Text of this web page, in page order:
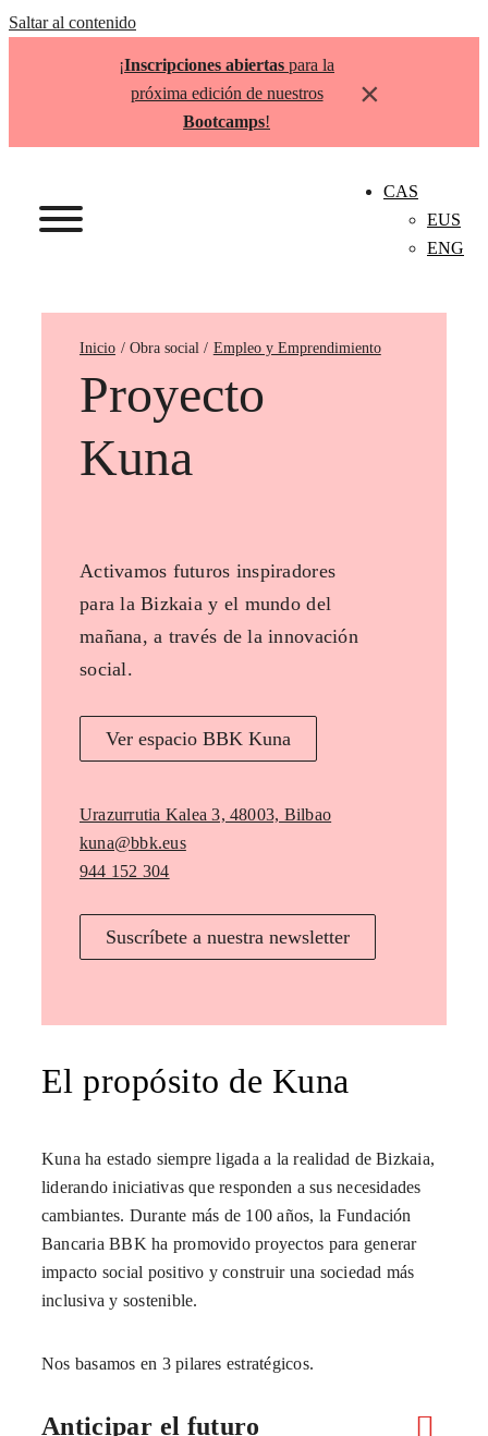
Saltar al contenido
¡Inscripciones abiertas para la
próxima edición de nuestros
Bootcamps!
×
CAS
EUS
ENG
Inicio Empleo y Emprendimiento
Proyecto
Kuna
Activamos futuros inspiradores
para la Bizkaia y el mundo del
mañana, a través de la innovación
social.
Ver espacio BBK Kuna
Urazurrutia Kalea 3, 48003, Bilbao
kuna@bbk.eus
944 152 304
Suscríbete a nuestra newsletter
El propósito de Kuna
Kuna ha estado siempre ligada a la realidad de Bizkaia,
liderando iniciativas que responden a sus necesidades
cambiantes. Durante más de 100 años, la Fundación
Bancaria BBK ha promovido proyectos para generar
impacto social positivo y construir una sociedad más
inclusiva y sostenible.
Nos basamos en 3 pilares estratégicos.
Anticipar el futuro